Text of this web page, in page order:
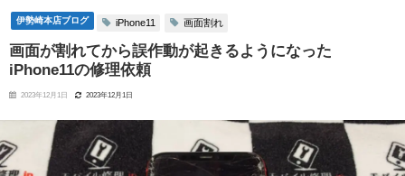
伊勢崎本店ブログ iPhone11 画面割れ
画面が割れてから誤作動が起きるようになった
iPhone11の修理依頼
2023年12月1日 2023年12月1日